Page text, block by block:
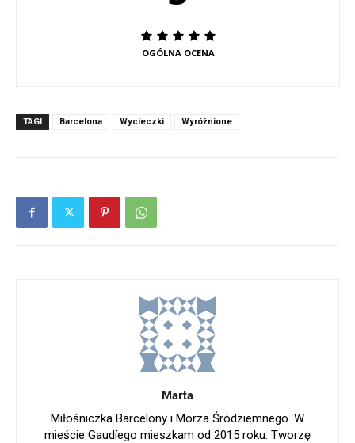
OGÓLNA OCENA
TAGI Barcelona Wycieczki Wyróżnione
Marta
Miłośniczka Barcelony i Morza Śródziemnego. W
mieście Gaudíego mieszkam od 2015 roku. Tworzę